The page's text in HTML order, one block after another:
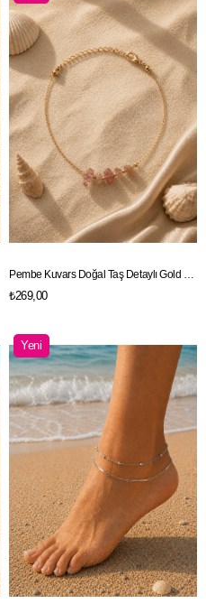
Pembe Kuvars Doğal Taş Detaylı Gold Renk Zincir Halhal
₺269,00
Ürün
Yeni
Ürün